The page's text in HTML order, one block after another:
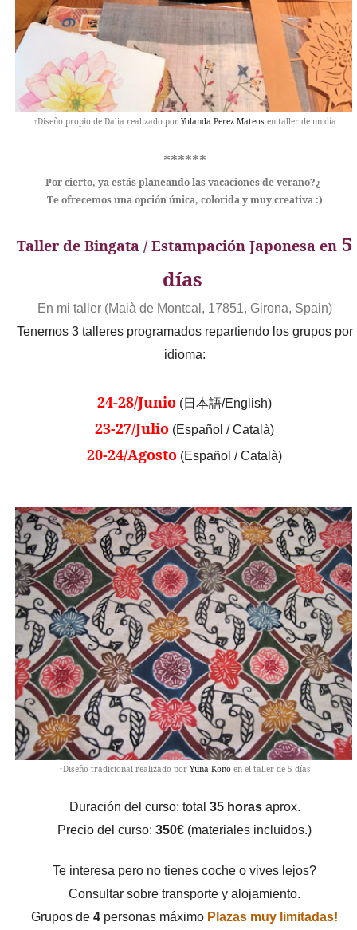
↑Diseño propio de Dalia realizado por Yolanda Perez Mateos en taller de un día
******
Por cierto, ya estás planeando las vacaciones de verano?¿
Te ofrecemos una opción única, colorida y muy creativa :)
Taller de Bingata / Estampación Japonesa en 5
días
En mi taller (Maià de Montcal, 17851, Girona, Spain)
Tenemos 3 talleres programados repartiendo los grupos por
idioma:
24-28/Junio (日本語/English)
23-27/Julio (Español / Català)
20-24/Agosto (Español / Català)
↑Diseño tradicional realizado por Yuna Konoen el taller de 5 días
Duración del curso: total 35 horasaprox.
Precio del curso: 350€ (materiales incluidos.)
Te interesa pero no tienes coche o vives lejos?
Consultar sobre transporte y alojamiento.
Grupos de 4 personas máximo Plazas muy limitadas!